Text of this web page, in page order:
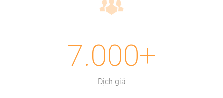
7.000+
Dịch giả